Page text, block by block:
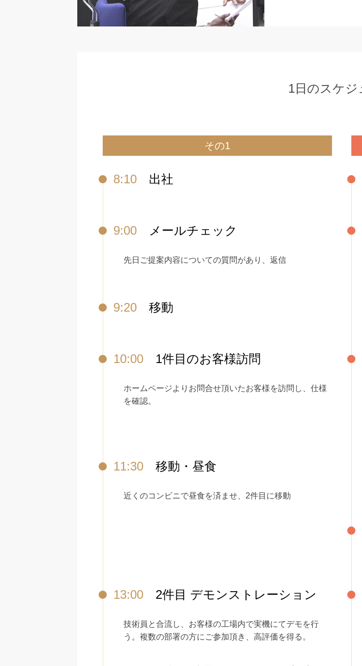
1日のスケジ
その1
8:10 出社
9:00 メールチェック
先日ご提案内容についての質問があり、返信
9:20 移動
10:00 1件目のお客様訪問
ホームページよりお問合せ頂いたお客様を訪問し、仕様
を確認。
11:30 移動・昼食
近くのコンビニで昼食を済ませ、2件目に移動
13:00 2件目 デモンストレーション
技術員と合流し、お客様の工場内で実機にてデモを行
う。複数の部署の方にご参加頂き、高評価を得る。